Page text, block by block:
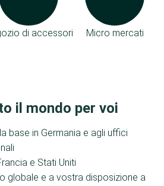
di accessori Micro mercati
il mondo per voi
base in Germania e agli uffici
e Stati Uniti
globale e a vostra disposizione a